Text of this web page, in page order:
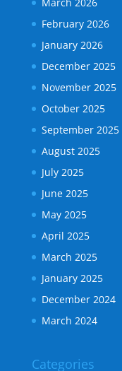
March 2026
February 2026
January 2026
December 2025
November 2025
October 2025
September 2025
August 2025
July 2025
June 2025
May 2025
April 2025
March 2025
January 2025
December 2024
March 2024
Categories